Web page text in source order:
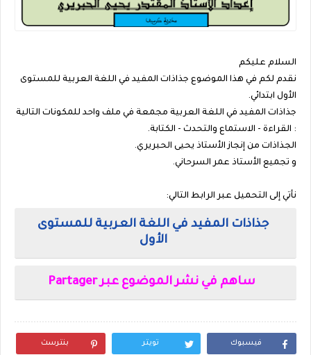
السلام عليكم
نقدم لكم في هذا الموضوع جذاذات المفيد في اللغة العربية للمستوى
الأول ابتدائي.
جذاذات المفيد في اللغة العربية مجمعة في ملف واحد للمكونات التالية
: القراءة - الاستماع والتحدث - الكتابة.
الجذاذات من إنجاز الأستاذ يحيى الحبريري.
و تجميع الأستاذ عمر السرحاني.
نأتي إلى التحميل عبر الرابط التالي:
جذاذات المفيد في اللغة العربية للمستوى
الأول
Partager ساهم في نشر الموضوع عبر
فيسبوك تويتر بنترست